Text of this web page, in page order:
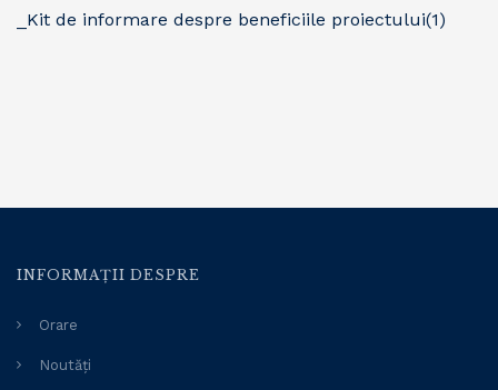
_Kit de informare despre beneficiile proiectului(1)
INFORMAȚII DESPRE
Orare
Noutăți